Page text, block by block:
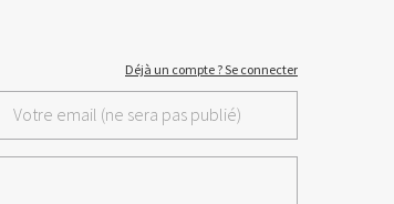
Déjà un compte ? Se connecter